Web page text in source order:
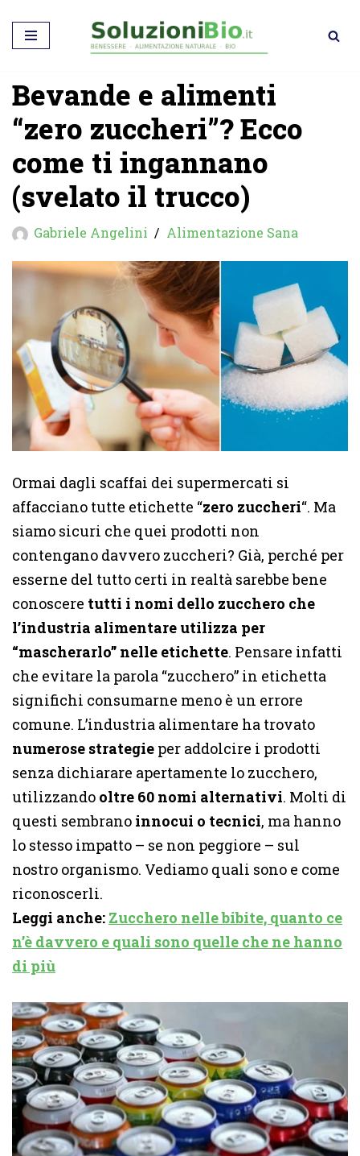
Vai
contenuto
Bevande e alimenti
“zero zuccheri”? Ecco
come ti ingannano
(svelato il trucco)
Gabriele Angelini Alimentazione Sana
Ormai dagli scaffai dei supermercati si
affacciano tutte etichette “zero zuccheri“. Ma
siamo sicuri che quei prodotti non
contengano davvero zuccheri? Già, perché per
esserne del tutto certi in realtà sarebbe bene
conoscere tutti i nomi dello zucchero che
l’industria alimentare utilizza per
“mascherarlo” nelle etichette. Pensare infatti
che evitare la parola “zucchero” in etichetta
significhi consumarne meno è un errore
comune. L’industria alimentare ha trovato
numerose strategie per addolcire i prodotti
senza dichiarare apertamente lo zucchero,
utilizzando oltre 60 nomi alternativi. Molti di
questi sembrano innocui o tecnici, ma hanno
lo stesso impatto – se non peggiore – sul
nostro organismo. Vediamo quali sono e come
riconoscerli.
Leggi anche: Zucchero nelle bibite, quanto ce
n’è davvero e quali sono quelle che ne hanno
di più